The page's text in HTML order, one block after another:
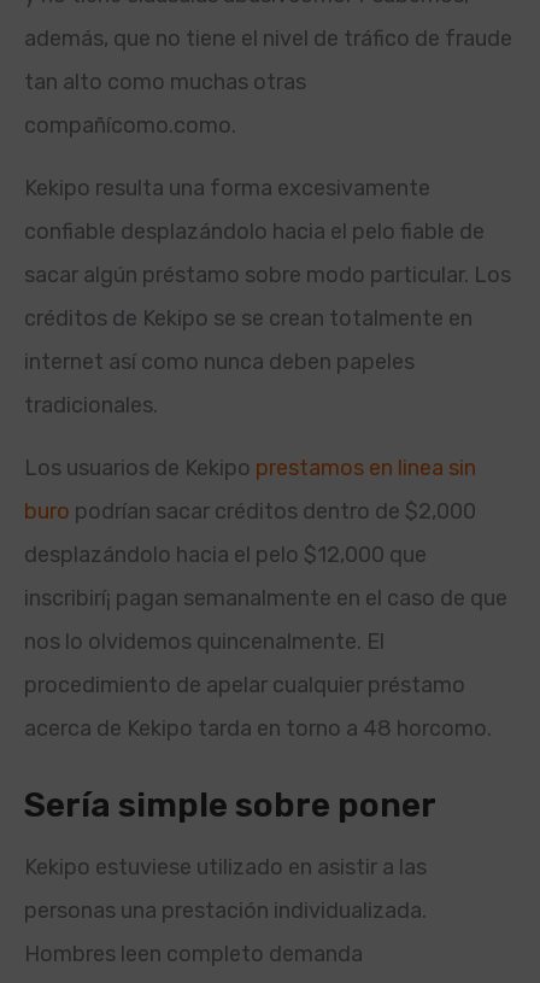
además, que no tiene el nivel de tráfico de fraude
tan alto como muchas otras
compañícomo.como.
Kekipo resulta una forma excesivamente
confiable desplazándolo hacia el pelo fiable de
sacar algún préstamo sobre modo particular. Los
créditos de Kekipo se se crean totalmente en
internet así­ como nunca deben papeles
tradicionales.
Los usuarios de Kekipo prestamos en linea sin
buro podrían sacar créditos dentro de $2,000
desplazándolo hacia el pelo $12,000 que
inscribirí¡ pagan semanalmente en el caso de que
nos lo olvidemos quincenalmente. El
procedimiento de apelar cualquier préstamo
acerca de Kekipo tarda en torno a 48 horcomo.
Serí­a simple sobre poner
Kekipo estuviese utilizado en asistir a las
personas una prestación individualizada.
Hombres leen completo demanda